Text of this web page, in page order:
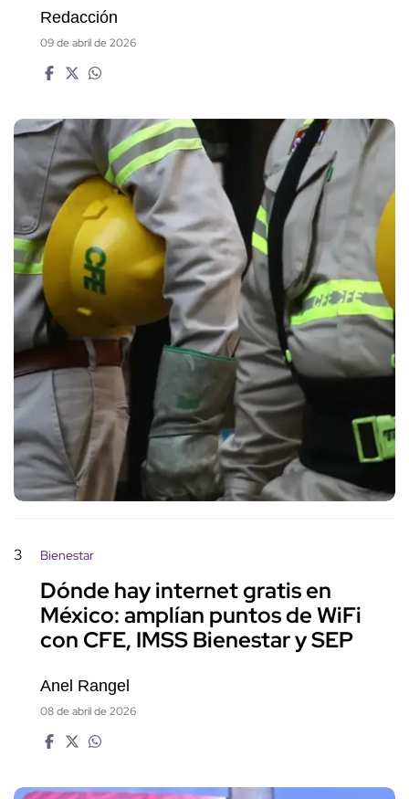
Redacción
09 de abril de 2026
3 Bienestar
Dónde hay internet gratis en
México: amplían puntos de WiFi
con CFE, IMSS Bienestar y SEP
Anel Rangel
08 de abril de 2026